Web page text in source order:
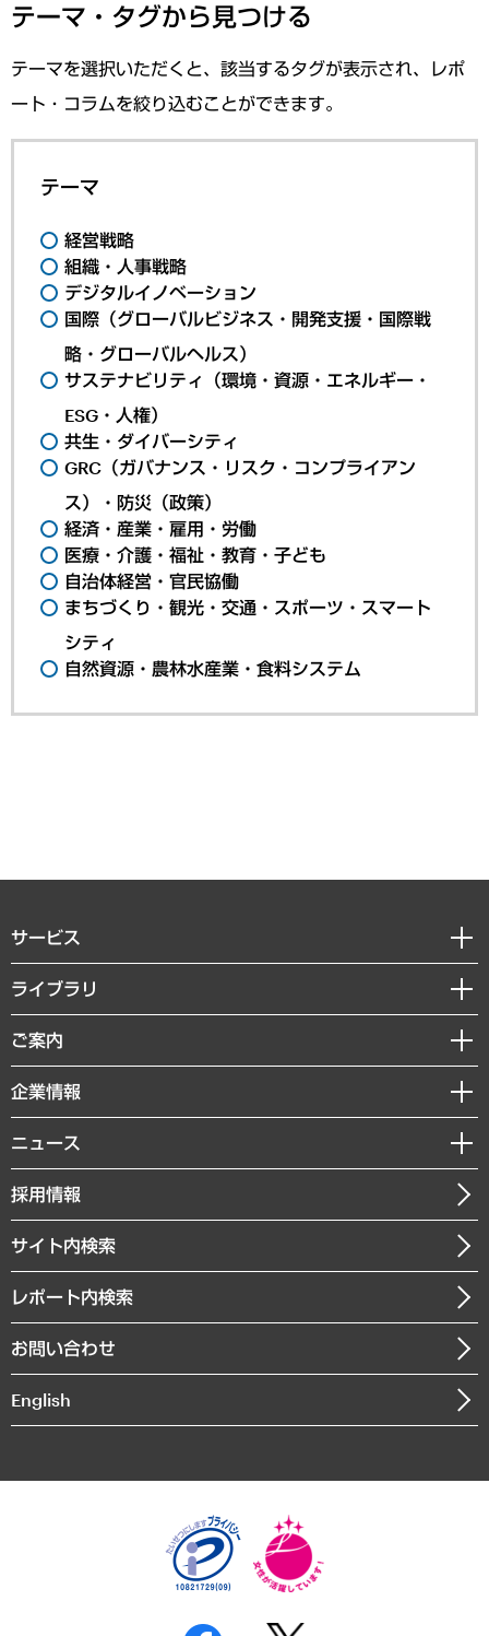
テーマ・タグから見つける
テーマを選択いただくと、該当するタグが表示され、レポ
ート・コラムを絞り込むことができます。
テーマ
経営戦略
組織・人事戦略
デジタルイノベーション
国際（グローバルビジネス・開発支援・国際戦
略・グローバルヘルス）
サステナビリティ（環境・資源・エネルギー・
ESG・人権）
共生・ダイバーシティ
GRC（ガバナンス・リスク・コンプライアン
ス）・防災（政策）
経済・産業・雇用・労働
医療・介護・福祉・教育・子ども
自治体経営・官民協働
まちづくり・観光・交通・スポーツ・スマート
シティ
自然資源・農林水産業・食料システム
サービス
経営戦略
組織・人事戦略
デジタルイノベーション
共生・ダイバーシティ
GRC（ガバナンス・リスク・コンプライアンス）・防災（政策）
経済・産業・雇用・労働
まちづくり・観光・交通・スポーツ・スマートシティ
自然資源・農林水産業・食料システム
ライブラリ
経済調査
レポート
コラム
経営用語集
受託・受注実績（官公庁関連）
メディア掲載・出演
ご案内
セミナー・イベント情報
MUFGビジネスセミナー
受託案件情報
企業情報
私たちの想い
社長メッセージ
会社概要
沿革
組織図・本部部室紹介
インドネシア現地法人
個人情報保護方針
ニュース
ニュースリリース
お知らせ
採用情報
サイト内検索
レポート内検索
お問い合わせ
English